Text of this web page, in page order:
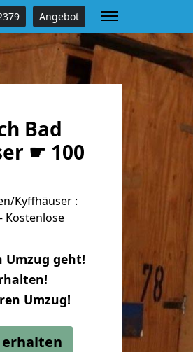
Angebot
Bad
☛ 100
Kyffhäuser :
Kostenlose
Umzug geht!
Umzug!